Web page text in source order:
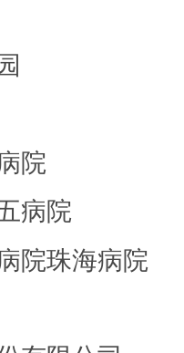
院
病院
院珠海病院